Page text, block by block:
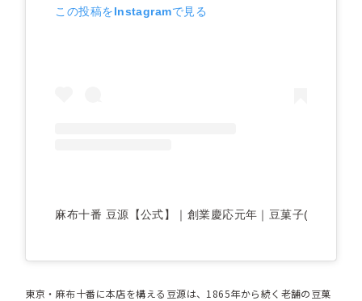
この投稿をInstagramで見る
麻布十番 豆源【公式】｜創業慶応元年｜豆菓子
東京・麻布十番に本店を構える豆源は、1865年から続く老舗の豆菓